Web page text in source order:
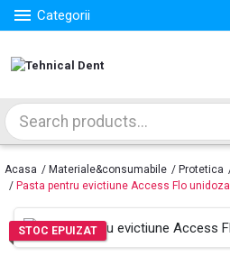
 Categorii
Acasa Materiale&consumabile Protetica
Pasta pentru evictiune Access Flo unidoza
STOC EPUIZAT